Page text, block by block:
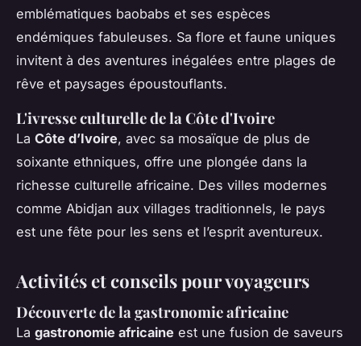
emblématiques baobabs et ses espèces
endémiques fabuleuses. Sa flore et faune uniques
invitent à des aventures inégalées entre plages de
rêve et paysages époustouflants.
L'ivresse culturelle de la Côte d'Ivoire
La Côte d’Ivoire, avec sa mosaïque de plus de
soixante ethniques, offre une plongée dans la
richesse culturelle africaine. Des villes modernes
comme Abidjan aux villages traditionnels, le pays
est une fête pour les sens et l’esprit aventureux.
Activités et conseils pour voyageurs
Découverte de la gastronomie africaine
La gastronomie africaine est une fusion de saveurs